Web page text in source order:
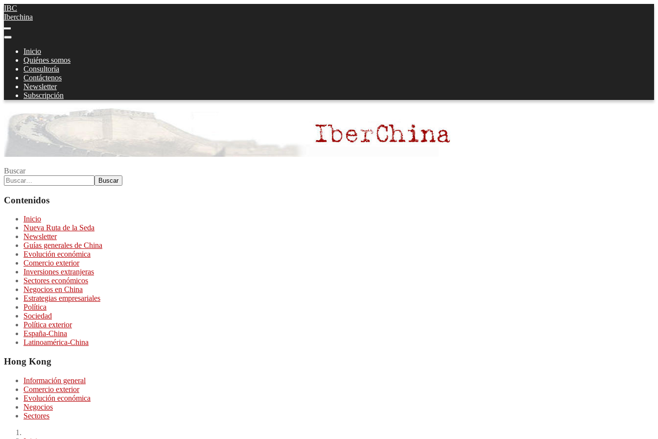
IBC
Iberchina
Inicio
Quiénes somos
Consultoría
Contáctenos
Newsletter
Subscripción
Buscar
Buscar
Contenidos
Inicio
Nueva Ruta de la Seda
Newsletter
Guías generales de China
Evolución económica
Comercio exterior
Inversiones extranjeras
Sectores económicos
Negocios en China
Estrategias empresariales
Política
Sociedad
Política exterior
España-China
Latinoamérica-China
Hong Kong
Información general
Comercio exterior
Evolución económica
Negocios
Sectores